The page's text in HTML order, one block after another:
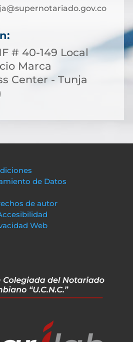
# 40-149 Local
Marca
Center - Tunja
de Datos
de autor
Web